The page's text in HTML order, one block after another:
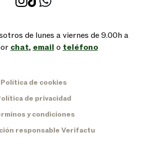
de lunes a viernes de 9.00h a
chat, email o teléfono
Política de cookies
de privacidad
y condiciones
responsable Verifactu